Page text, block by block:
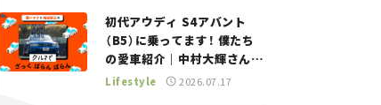
初代アウディ S4アバント
（B5）に乗ってます！ 僕たち
の愛車紹介｜中村大輝さん
——瀬イオナと嶋田智之の
Lifestyle 2026.07.17